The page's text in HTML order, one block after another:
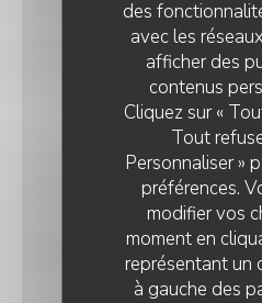
des
avec les
afficher des
contenus
Cliquez sur «
Tout
Personnaliser »
préférences.
modifier vos
moment en
représentant un
à gauche des
Tous nos plats